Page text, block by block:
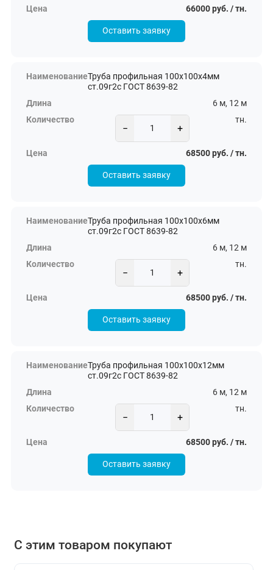
66000 руб. / тн.
Оставить заявку
Труба профильная 100х100х4мм
ст.09г2с ГОСТ 8639-82
6 м, 12 м
− +
тн.
68500 руб. / тн.
Оставить заявку
Труба профильная 100х100х6мм
ст.09г2с ГОСТ 8639-82
6 м, 12 м
− +
тн.
68500 руб. / тн.
Оставить заявку
Труба профильная 100х100х12мм
ст.09г2с ГОСТ 8639-82
6 м, 12 м
− +
тн.
68500 руб. / тн.
Оставить заявку
С этим товаром покупают